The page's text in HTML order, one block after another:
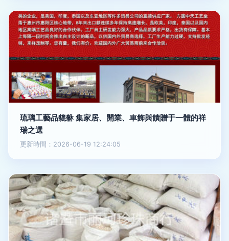
琉璃工藝品貔貅 集家居、開業、車飾與饋贈于一體的祥
瑞之選
更新時間：2026-06-19 12:24:05